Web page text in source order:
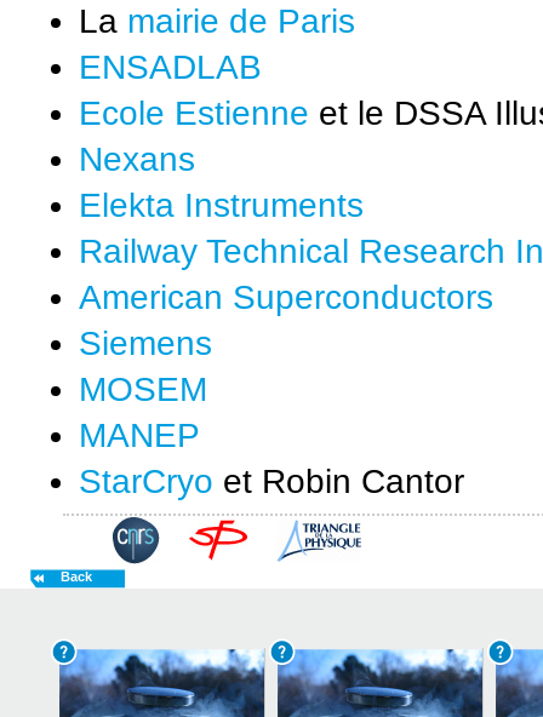
La mairie de Paris
ENSADLAB
Ecole Estienne et le DSSA
Nexans
Elekta Instruments
Railway Technical Research
American Superconductors
Siemens
MOSEM
MANEP
StarCryo et Robin Cantor
Back